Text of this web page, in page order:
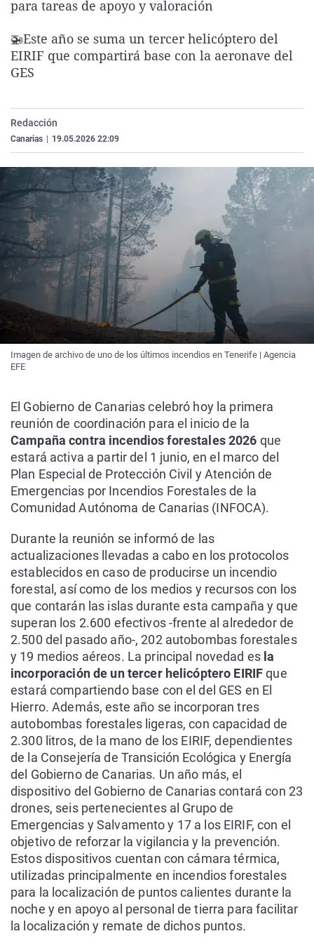
La rosa de los vientos
Gente viajera
Como el perro y el
Caso
Retornados
Equipo de
Extremadura
Galicia
La Rioja
País Vasco
Virales
Televisión
Elecciones
para tareas de apoyo y valoración
🚁Este año se suma un tercer helicóptero del
EIRIF que compartirá base con la aeronave del
GES
Redacción
Canarias 19.05.2026 22:09
Imagen de archivo de uno de los últimos incendios en Tenerife | Agencia
EFE
El Gobierno de Canarias celebró hoy la primera
reunión de coordinación para el inicio de la
Campaña contra incendios forestales 2026 que
estará activa a partir del 1 junio, en el marco del
Plan Especial de Protección Civil y Atención de
Emergencias por Incendios Forestales de la
Comunidad Autónoma de Canarias (INFOCA).
Durante la reunión se informó de las
actualizaciones llevadas a cabo en los protocolos
establecidos en caso de producirse un incendio
forestal, así como de los medios y recursos con los
que contarán las islas durante esta campaña y que
superan los 2.600 efectivos -frente al alrededor de
2.500 del pasado año-, 202 autobombas forestales
y 19 medios aéreos. La principal novedad es la
incorporación de un tercer helicóptero EIRIFque
estará compartiendo base con el del GES en El
Hierro. Además, este año se incorporan tres
autobombas forestales ligeras, con capacidad de
2.300 litros, de la mano de los EIRIF, dependientes
de la Consejería de Transición Ecológica y Energía
del Gobierno de Canarias. Un año más, el
dispositivo del Gobierno de Canarias contará con 23
drones, seis pertenecientes al Grupo de
Emergencias y Salvamento y 17 a los EIRIF, con el
objetivo de reforzar la vigilancia y la prevención.
Estos dispositivos cuentan con cámara térmica,
utilizadas principalmente en incendios forestales
para la localización de puntos calientes durante la
noche y en apoyo al personal de tierra para facilitar
la localización y remate de dichos puntos.